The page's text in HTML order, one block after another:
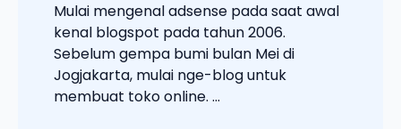
Mulai mengenal adsense pada saat awal
kenal blogspot pada tahun 2006.
Sebelum gempa bumi bulan Mei di
Jogjakarta, mulai nge-blog untuk
membuat toko online. ...